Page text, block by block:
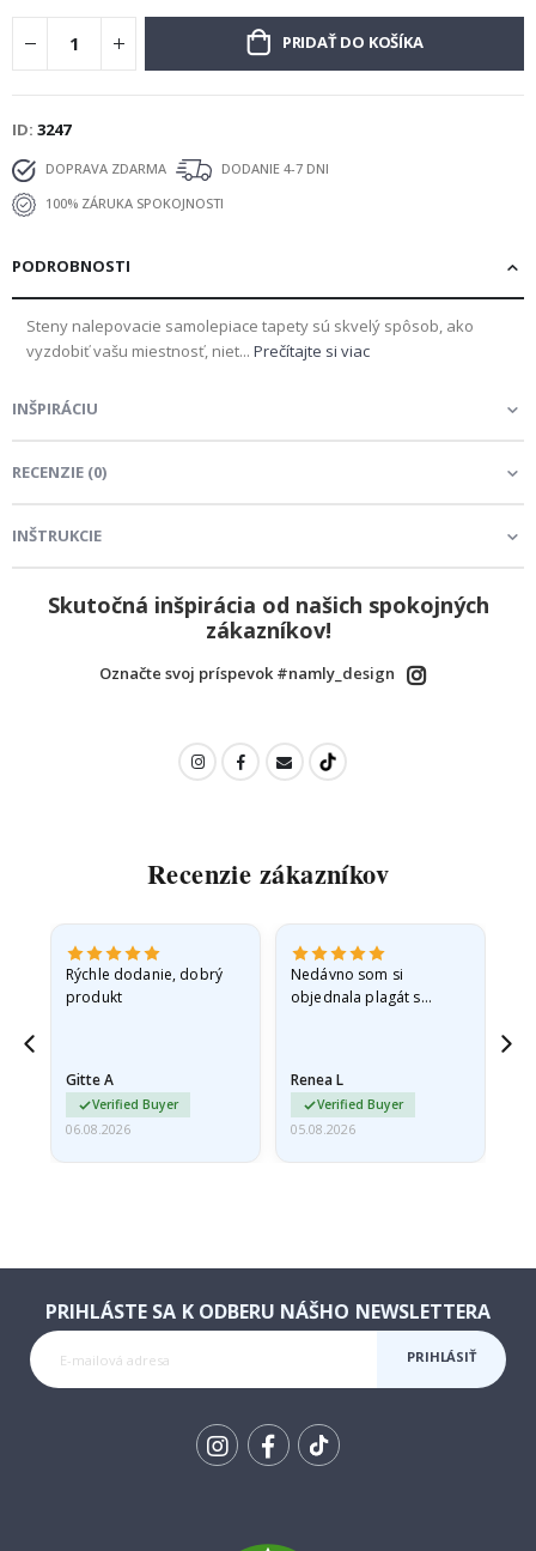
PRIDAŤ DO KOŠÍKA
ID 3247
DOPRAVA ZDARMA
DODANIE 4-7 DNI
100% ZÁRUKA SPOKOJNOSTI
PODROBNOSTI
Steny nalepovacie samolepiace tapety sú skvelý spôsob, ako
vyzdobiť vašu miestnosť, niet... Prečítajte si viac
INŠPIRÁCIU
RECENZIE (0)
INŠTRUKCIE
Skutočná inšpirácia od našich spokojných
zákazníkov!
Označte svoj príspevok #namly_design
Recenzie zákazníkov
Rýchle dodanie, dobrý
produkt
Gitte A
Verified Buyer
06.08.2026
Nedávno som si
objednala plagát s
poškodený. Problém
som…
Renea L
Verified Buyer
05.08.2026
PRIHLÁSTE SA K ODBERU NÁŠHO NEWSLETTERA
PRIHLÁSIŤ